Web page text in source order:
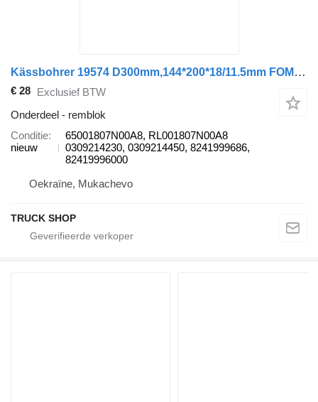
Kässbohrer 19574 D300mm,144*200*18/11.5mm FOMAR / ROULUNDS 65001807N00A8 remblok voor Kässbohrer BPW aanhanger
€ 28 Exclusief BTW
Onderdeel - remblok
Conditie
nieuw
65001807N00A8, RL001807N00A8
0309214230, 0309214450, 8241999686,
82419996000
Oekraïne, Mukachevo
TRUCK SHOP